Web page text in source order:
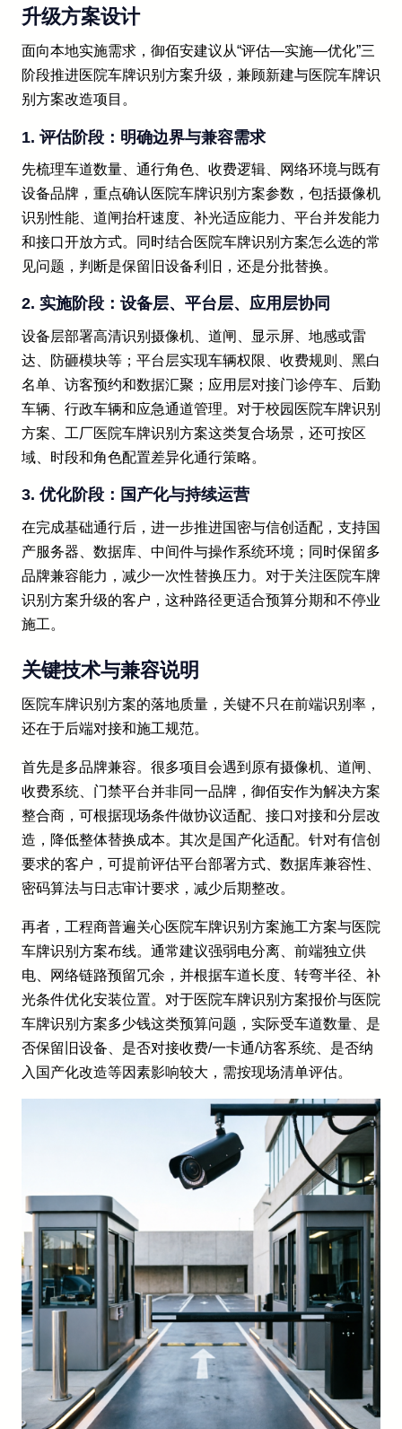
升级方案设计
面向本地实施需求，御佰安建议从“评估—实施—优化”三
阶段推进医院车牌识别方案升级，兼顾新建与医院车牌识
别方案改造项目。
1. 评估阶段：明确边界与兼容需求
先梳理车道数量、通行角色、收费逻辑、网络环境与既有
设备品牌，重点确认医院车牌识别方案参数，包括摄像机
识别性能、道闸抬杆速度、补光适应能力、平台并发能力
和接口开放方式。同时结合医院车牌识别方案怎么选的常
见问题，判断是保留旧设备利旧，还是分批替换。
2. 实施阶段：设备层、平台层、应用层协同
设备层部署高清识别摄像机、道闸、显示屏、地感或雷
达、防砸模块等；平台层实现车辆权限、收费规则、黑白
名单、访客预约和数据汇聚；应用层对接门诊停车、后勤
车辆、行政车辆和应急通道管理。对于校园医院车牌识别
方案、工厂医院车牌识别方案这类复合场景，还可按区
域、时段和角色配置差异化通行策略。
3. 优化阶段：国产化与持续运营
在完成基础通行后，进一步推进国密与信创适配，支持国
产服务器、数据库、中间件与操作系统环境；同时保留多
品牌兼容能力，减少一次性替换压力。对于关注医院车牌
识别方案升级的客户，这种路径更适合预算分期和不停业
施工。
关键技术与兼容说明
医院车牌识别方案的落地质量，关键不只在前端识别率，
还在于后端对接和施工规范。
首先是多品牌兼容。很多项目会遇到原有摄像机、道闸、
收费系统、门禁平台并非同一品牌，御佰安作为解决方案
整合商，可根据现场条件做协议适配、接口对接和分层改
造，降低整体替换成本。其次是国产化适配。针对有信创
要求的客户，可提前评估平台部署方式、数据库兼容性、
密码算法与日志审计要求，减少后期整改。
再者，工程商普遍关心医院车牌识别方案施工方案与医院
车牌识别方案布线。通常建议强弱电分离、前端独立供
电、网络链路预留冗余，并根据车道长度、转弯半径、补
光条件优化安装位置。对于医院车牌识别方案报价与医院
车牌识别方案多少钱这类预算问题，实际受车道数量、是
否保留旧设备、是否对接收费/一卡通/访客系统、是否纳
入国产化改造等因素影响较大，需按现场清单评估。